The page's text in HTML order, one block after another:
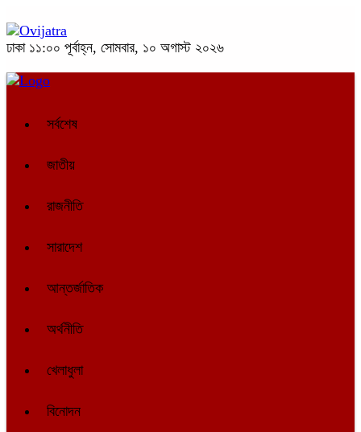
ঢাকা ১১:০০ পূর্বাহ্ন, সোমবার, ১০ অগাস্ট ২০২৬
সর্বশেষ
জাতীয়
রাজনীতি
সারাদেশ
আন্তর্জাতিক
অর্থনীতি
খেলাধুলা
বিনোদন